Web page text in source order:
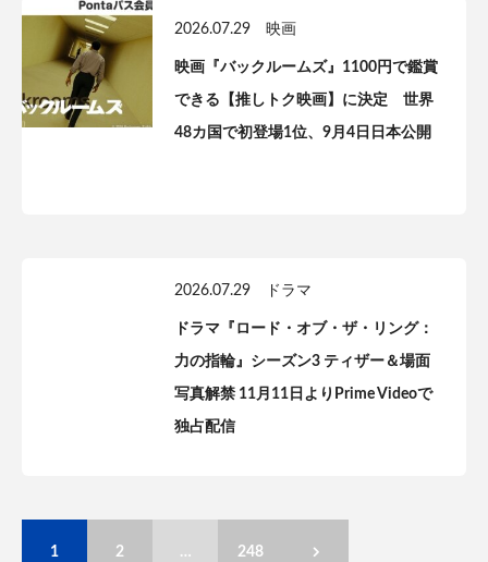
2026.07.29 映画
映画『バックルームズ』1100円で鑑賞
できる【推しトク映画】に決定 世界
48カ国で初登場1位、9月4日日本公開
2026.07.29 ドラマ
ドラマ『ロード・オブ・ザ・リング：
力の指輪』シーズン3 ティザー＆場面
写真解禁 11月11日よりPrime Videoで
独占配信
1 2 … 248